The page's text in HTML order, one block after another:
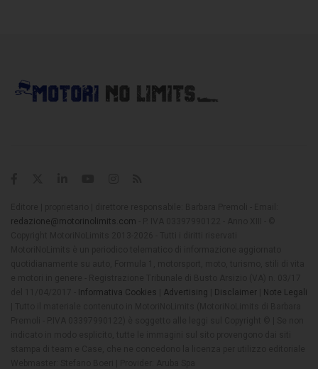
redazione@motorinolimits.com
Informativa Cookies Advertising Disclaimer
Note Legali